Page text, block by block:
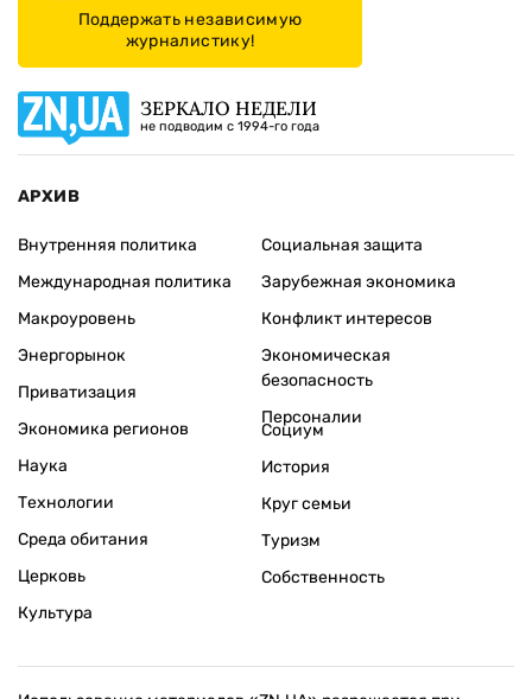
Поддержать независимую
журналистику!
ЗЕРКАЛО НЕДЕЛИ
не подводим с 1994-го года
АРХИВ
Внутренняя политика
Международная политика
Макроуровень
Энергорынок
Приватизация
Экономика регионов
Социальная защита
Зарубежная экономика
Конфликт интересов
Экономическая
безопасность
Персоналии
Наука
Технологии
Среда обитания
Церковь
Культура
Социум
История
Круг семьи
Туризм
Собственность